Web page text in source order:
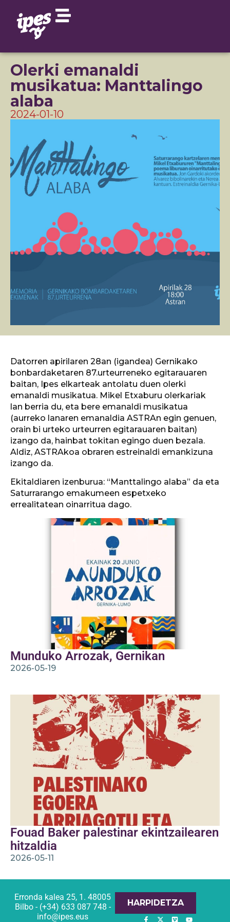
Olerki emanaldi
musikatua: Manttalingo
alaba
2024-01-10
Datorren apirilaren 28an (igandea) Gernikako
bonbardaketaren 87.urteurreneko egitarauaren
baitan, Ipes elkarteak antolatu duen olerki
emanaldi musikatua. Mikel Etxaburu olerkariak
lan berria du, eta bere emanaldi musikatua
(aurreko lanaren emanaldia ASTRAn egin genuen,
orain bi urteko urteurren egitarauaren baitan)
izango da, hainbat tokitan egingo duen bezala.
Aldiz, ASTRAkoa obraren estreinaldi emankizuna
izango da.
Ekitaldiaren izenburua: “Manttalingo alaba” da eta
Saturrarango emakumeen espetxeko
errealitatean oinarritua dago.
Munduko Arrozak, Gernikan
2026-05-19
Fouad Baker palestinar ekintzailearen
hitzaldia
2026-05-11
Erronda kalea 25, 1. 48005
Bilbo - (+34) 633 087 748 -
info@ipes.eus
HARPIDETZA